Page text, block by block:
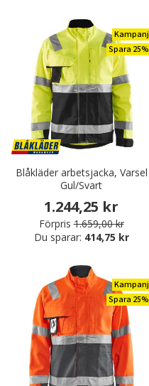
Kampanj
Spara 25%
Blåkläder arbetsjacka, Varsel
Gul/Svart
1.244,25 kr
Förpris 1.659,00 kr
Du sparar: 414,75 kr
Kampanj
Spara 25%